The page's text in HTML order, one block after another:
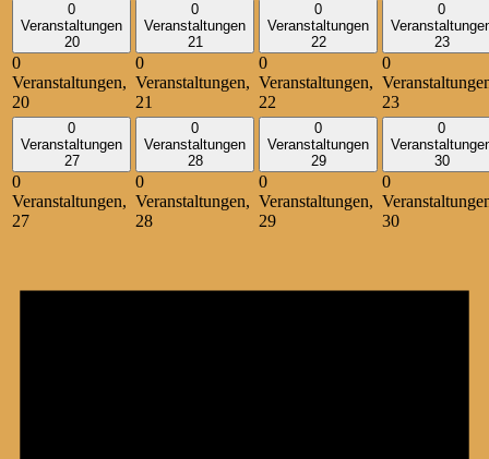
0
Veranstaltungen
20
0
Veranstaltungen,
20
0
Veranstaltungen
21
0
Veranstaltungen,
21
0
Veranstaltungen
22
0
Veranstaltungen,
22
0
23
0
23
0
Veranstaltungen
27
0
Veranstaltungen,
27
0
Veranstaltungen
28
0
Veranstaltungen,
28
0
Veranstaltungen
29
0
Veranstaltungen,
29
0
30
0
30